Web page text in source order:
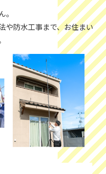
。
や防水工事まで、お住まい